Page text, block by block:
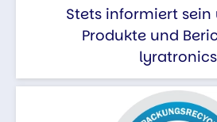
Stets informiert sein
Produkte und
lyratronics